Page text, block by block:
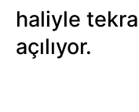
haliyle
açılıyor.